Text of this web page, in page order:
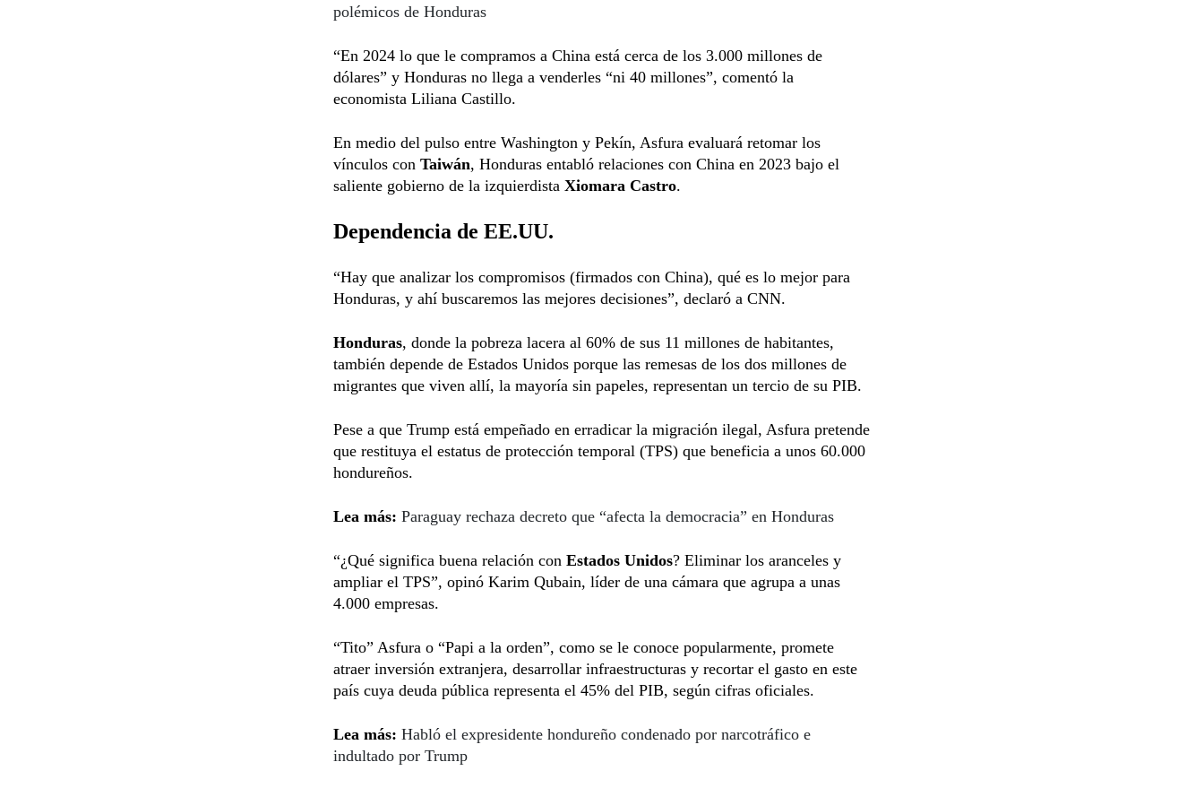
polémicos de Honduras
“En 2024 lo que le compramos a China está cerca de los 3.000 millones de
dólares” y Honduras no llega a venderles “ni 40 millones”, comentó la
economista Liliana Castillo.
En medio del pulso entre Washington y Pekín, Asfura evaluará retomar los
vínculos con Taiwán, Honduras entabló relaciones con China en 2023 bajo el
saliente gobierno de la izquierdista Xiomara Castro.
Dependencia de EE.UU.
“Hay que analizar los compromisos (firmados con China), qué es lo mejor para
Honduras, y ahí buscaremos las mejores decisiones”, declaró a CNN.
Honduras, donde la pobreza lacera al 60% de sus 11 millones de habitantes,
también depende de Estados Unidos porque las remesas de los dos millones de
migrantes que viven allí, la mayoría sin papeles, representan un tercio de su PIB.
Pese a que Trump está empeñado en erradicar la migración ilegal, Asfura pretende
que restituya el estatus de protección temporal (TPS) que beneficia a unos 60.000
hondureños.
Lea más: Paraguay rechaza decreto que “afecta la democracia” en Honduras
“¿Qué significa buena relación con Estados Unidos? Eliminar los aranceles y
ampliar el TPS”, opinó Karim Qubain, líder de una cámara que agrupa a unas
4.000 empresas.
“Tito” Asfura o “Papi a la orden”, como se le conoce popularmente, promete
atraer inversión extranjera, desarrollar infraestructuras y recortar el gasto en este
país cuya deuda pública representa el 45% del PIB, según cifras oficiales.
Lea más: Habló el expresidente hondureño condenado por narcotráfico e
indultado por Trump